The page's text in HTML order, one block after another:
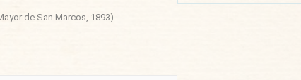
de San Marcos, 1893)